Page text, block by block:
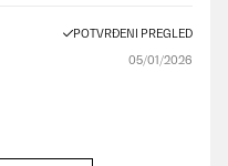
POTVRĐENI PREGLED
05/01/2026